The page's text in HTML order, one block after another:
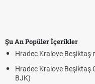
Şu An Popüler İçerikler
Hradec Kralove Beşiktaş
Hradec Kralove Beşiktaş
BJK)